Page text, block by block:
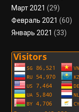
Март 2021 (29)
Февраль 2021 (60)
Январь 2021 (33)